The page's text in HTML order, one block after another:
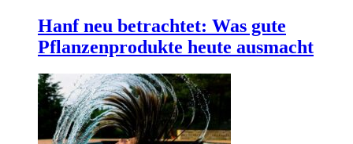
Hanf neu betrachtet: Was gute
Pflanzenprodukte heute ausmacht